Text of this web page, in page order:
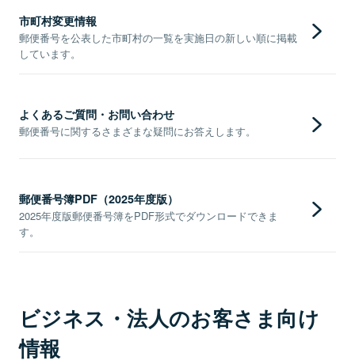
市町村変更情報
郵便番号を公表した市町村の一覧を実施日の新しい順に掲載
しています。
よくあるご質問・お問い合わせ
郵便番号に関するさまざまな疑問にお答えします。
郵便番号簿PDF（2025年度版）
2025年度版郵便番号簿をPDF形式でダウンロードできま
す。
ビジネス・法人のお客さま向け
情報